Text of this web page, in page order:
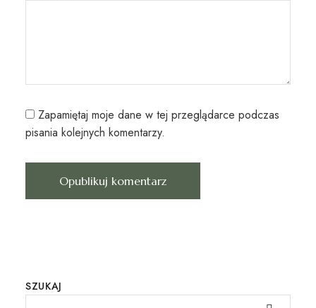
Zapamiętaj moje dane w tej przeglądarce podczas
pisania kolejnych komentarzy.
SZUKAJ